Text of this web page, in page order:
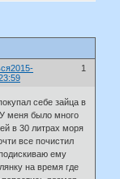
1
2015-
себе зайца в
меня было много
в 30 литрах моря
все почистил
ему
на время где